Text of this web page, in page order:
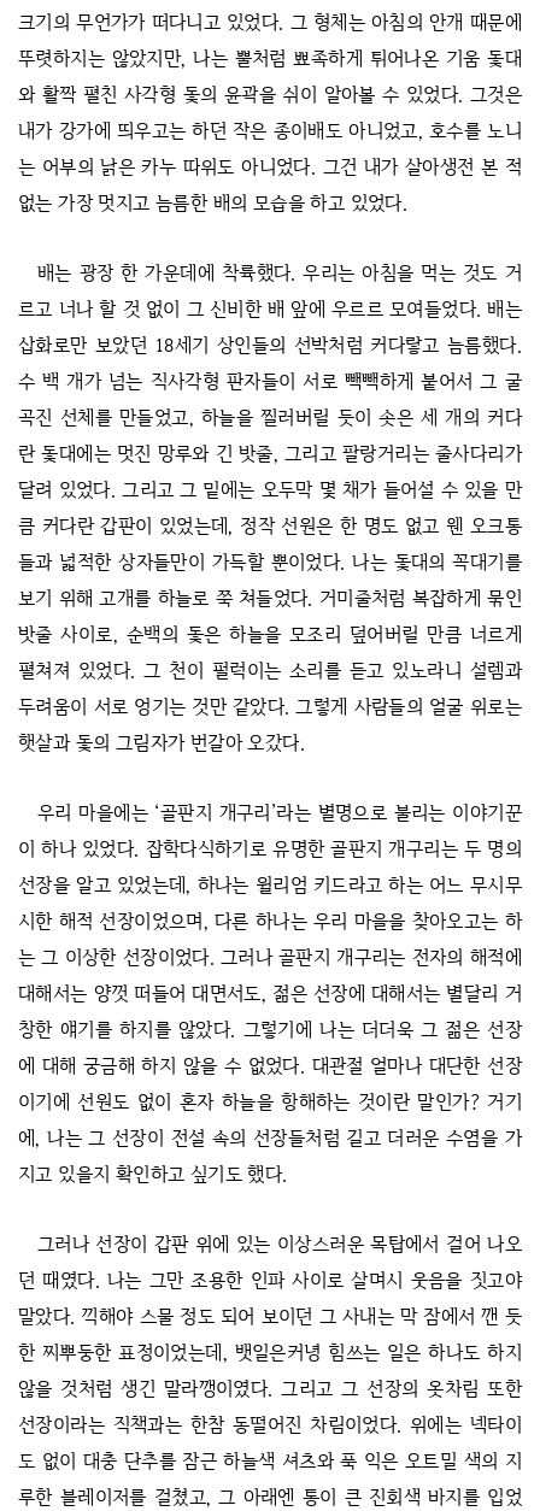
크기의 무언가가 떠다니고 있었다. 그 형체는 아침의 안개 때문에
뚜렷하지는 않았지만, 나는 뿔처럼 뾰족하게 튀어나온 기움 돛대
와 활짝 펼친 사각형 돛의 윤곽을 쉬이 알아볼 수 있었다. 그것은
내가 강가에 띄우고는 하던 작은 종이배도 아니었고, 호수를 노니
는 어부의 낡은 카누 따위도 아니었다. 그건 내가 살아생전 본 적
없는 가장 멋지고 늠름한 배의 모습을 하고 있었다.
배는 광장 한 가운데에 착륙했다. 우리는 아침을 먹는 것도 거
르고 너나 할 것 없이 그 신비한 배 앞에 우르르 모여들었다. 배는
삽화로만 보았던 18세기 상인들의 선박처럼 커다랗고 늠름했다.
수 백 개가 넘는 직사각형 판자들이 서로 빽빽하게 붙어서 그 굴
곡진 선체를 만들었고, 하늘을 찔러버릴 듯이 솟은 세 개의 커다
란 돛대에는 멋진 망루와 긴 밧줄, 그리고 팔랑거리는 줄사다리가
달려 있었다. 그리고 그 밑에는 오두막 몇 채가 들어설 수 있을 만
큼 커다란 갑판이 있었는데, 정작 선원은 한 명도 없고 웬 오크통
들과 넓적한 상자들만이 가득할 뿐이었다. 나는 돛대의 꼭대기를
보기 위해 고개를 하늘로 쭉 쳐들었다. 거미줄처럼 복잡하게 묶인
밧줄 사이로, 순백의 돛은 하늘을 모조리 덮어버릴 만큼 너르게
펼쳐져 있었다. 그 천이 펄럭이는 소리를 듣고 있노라니 설렘과
두려움이 서로 엉기는 것만 같았다. 그렇게 사람들의 얼굴 위로는
햇살과 돛의 그림자가 번갈아 오갔다.
우리 마을에는 ‘골판지 개구리’라는 별명으로 불리는 이야기꾼
이 하나 있었다. 잡학다식하기로 유명한 골판지 개구리는 두 명의
선장을 알고 있었는데, 하나는 윌리엄 키드라고 하는 어느 무시무
시한 해적 선장이었으며, 다른 하나는 우리 마을을 찾아오고는 하
는 그 이상한 선장이었다. 그러나 골판지 개구리는 전자의 해적에
대해서는 양껏 떠들어 대면서도, 젊은 선장에 대해서는 별달리 거
창한 얘기를 하지를 않았다. 그렇기에 나는 더더욱 그 젊은 선장
에 대해 궁금해 하지 않을 수 없었다. 대관절 얼마나 대단한 선장
이기에 선원도 없이 혼자 하늘을 항해하는 것이란 말인가? 거기
에, 나는 그 선장이 전설 속의 선장들처럼 길고 더러운 수염을 가
지고 있을지 확인하고 싶기도 했다.
그러나 선장이 갑판 위에 있는 이상스러운 목탑에서 걸어 나오
던 때였다. 나는 그만 조용한 인파 사이로 살며시 웃음을 짓고야
말았다. 끽해야 스물 정도 되어 보이던 그 사내는 막 잠에서 깬 듯
한 찌뿌둥한 표정이었는데, 뱃일은커녕 힘쓰는 일은 하나도 하지
않을 것처럼 생긴 말라깽이였다. 그리고 그 선장의 옷차림 또한
선장이라는 직책과는 한참 동떨어진 차림이었다. 위에는 넥타이
도 없이 대충 단추를 잠근 하늘색 셔츠와 푹 익은 오트밀 색의 지
루한 블레이저를 걸쳤고, 그 아래엔 통이 큰 진회색 바지를 입었